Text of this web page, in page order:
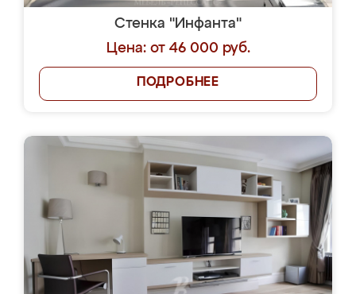
Стенка "Инфанта"
Цена: от 46 000 руб.
ПОДРОБНЕЕ